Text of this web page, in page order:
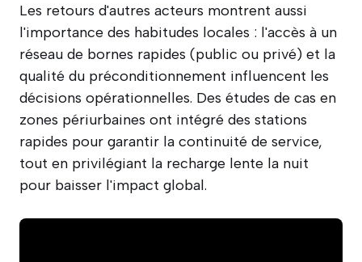
Les retours d'autres acteurs montrent aussi
l'importance des habitudes locales : l'accès à un
réseau de bornes rapides (public ou privé) et la
qualité du préconditionnement influencent les
décisions opérationnelles. Des études de cas en
zones périurbaines ont intégré des stations
rapides pour garantir la continuité de service,
tout en privilégiant la recharge lente la nuit
pour baisser l'impact global.